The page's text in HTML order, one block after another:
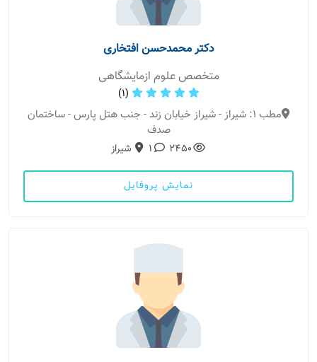
دکتر محمدحسن افتخاری
متخصص علوم ازمایشگاهی
(1)
مطب 1: شیراز - شیراز خیابان زند - جنب هتل پارس - ساختمان
صدف
2450
1 شیراز
نمایش پروفایل